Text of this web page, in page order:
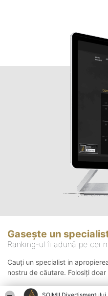
Gasește un
Ranking-ul îi adună pe cei
Cauți un specialist in
nostru de căutare. Folosiți